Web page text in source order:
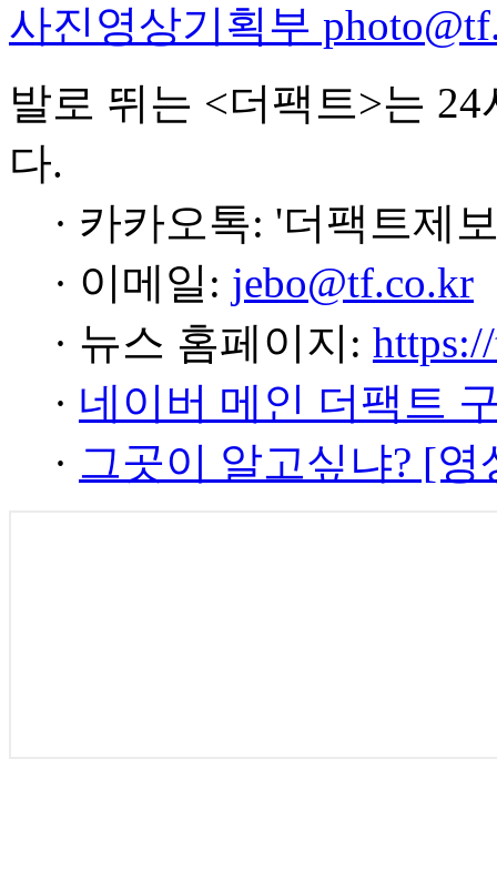
사진영상기획부
발로 뛰는 <더팩트>는
다.
· 카카오톡: '더팩트제
· 이메일: jebo@tf.co.kr
· 뉴스 홈페이지:
· 네이버 메인 더팩트
· 그곳이 알고싶냐? [